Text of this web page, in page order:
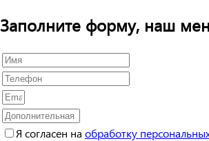
Заполните форму, наш
Я согласен на обработку